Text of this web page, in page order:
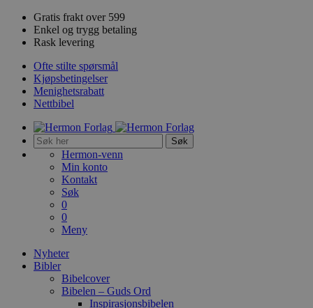
Gratis frakt over 599
Enkel og trygg betaling
Rask levering
Ofte stilte spørsmål
Kjøpsbetingelser
Menighetsrabatt
Nettbibel
Søk
Hermon-venn
Min konto
Kontakt
Søk
0
0
Meny
Nyheter
Bibler
Bibelcover
Bibelen – Guds Ord
Inspirasjonsbibelen